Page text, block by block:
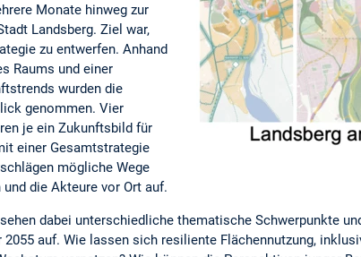
Monate hinweg zur
Landsberg. Ziel war,
zu entwerfen. Anhand
Raums und einer
wurden die
genommen. Vier
je ein Zukunftsbild für
einer Gesamtstrategie
mögliche Wege
die Akteure vor Ort auf.
dabei unterschiedliche thematische Schwerpunkte
auf. Wie lassen sich resiliente Flächennutzung,